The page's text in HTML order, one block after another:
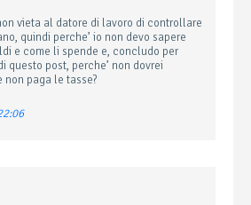
vieta al datore di lavoro di controllare
quindi perche’ io non devo sapere
e come li spende e, concludo per
questo post, perche’ non dovrei
paga le tasse?